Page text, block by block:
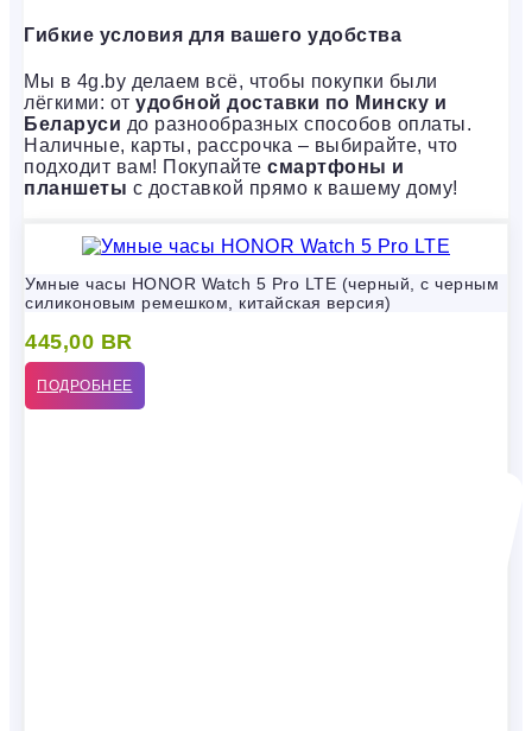
Гибкие условия для вашего удобства
Мы в 4g.by делаем всё, чтобы покупки были
лёгкими: от удобной доставки по Минску и
Беларуси до разнообразных способов оплаты.
Наличные, карты, рассрочка – выбирайте, что
подходит вам! Покупайте смартфоны и
планшеты с доставкой прямо к вашему дому!
Умные часы HONOR Watch 5 Pro LTE (черный, с черным
силиконовым ремешком, китайская версия)
445,00 BR
ПОДРОБНЕЕ